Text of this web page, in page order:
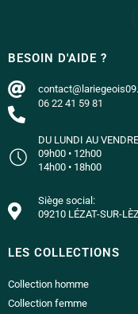
BESOIN D'AIDE ?
06 22 41 59 81
DU LUNDI AU
09h00 • 12h00
14h00 • 18h00
Siège social:
09210 LÉZAT-SUR-
LES COLLECTIONS
Collection homme
Collection femme